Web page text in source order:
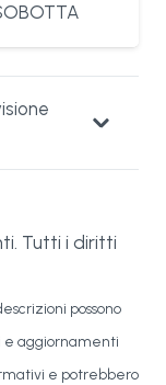
Tutti i diritti
possono
e aggiornamenti
e potrebbero